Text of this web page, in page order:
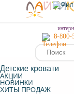
МЕНЮ
8-800-
Детские кровати
АКЦИИ
НОВИНКИ
ХИТЫ ПРОДАЖ